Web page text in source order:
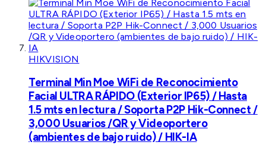
HIKVISION
Terminal Min Moe WiFi de Reconocimiento
Facial ULTRA RÁPIDO (Exterior IP65) / Hasta
1.5 mts en lectura / Soporta P2P Hik-Connect /
3,000 Usuarios /QR y Videoportero
(ambientes de bajo ruido) / HIK-IA